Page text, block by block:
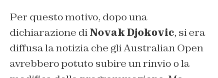
Per questo motivo, dopo una
dichiarazione diNovak Djokovic, si era
diffusa la notizia che gli Australian Open
avrebbero potuto subire un rinvio o la